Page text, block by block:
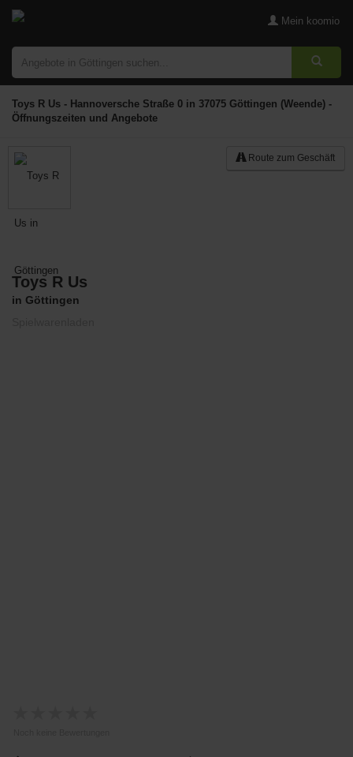
Mein koomio
Toys R Us - Hannoversche Straße 0 in 37075 Göttingen (Weende) -
Öffnungszeiten und Angebote
Route zum Geschäft
Toys R Us
in Göttingen